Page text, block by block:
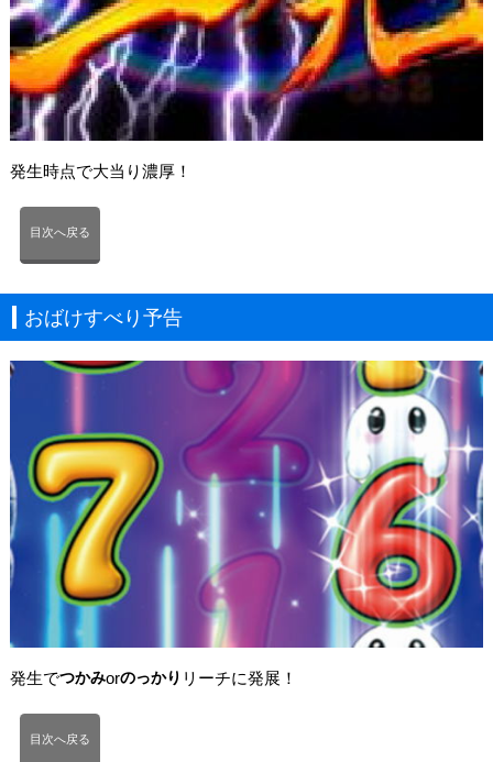
発生時点で大当り濃厚！
目次へ戻る
おばけすべり予告
発生でつかみorのっかり リーチに発展！
目次へ戻る